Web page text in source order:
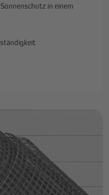
in einem